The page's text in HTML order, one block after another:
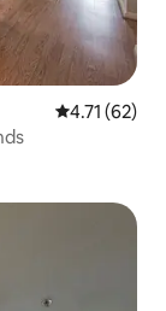
Calificación
4.71 (62)